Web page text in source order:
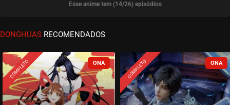
ASSISTIDO
ASSISTIDO
EPISÓDIO 14
EPISÓDIO 13
junho 02, 2026
Esse anime tem (14/26) episódios
DONGHUAS RECOMENDADOS
COMPLETO COMPLETO